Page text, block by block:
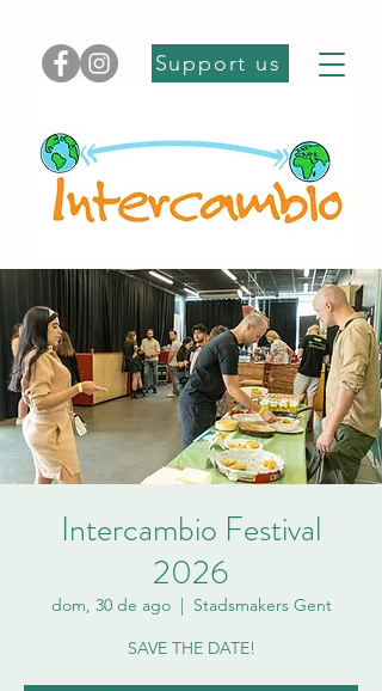
Support us
Intercambio Festival
2026
dom, 30 de ago
  |
Stadsmakers Gent
SAVE THE DATE!